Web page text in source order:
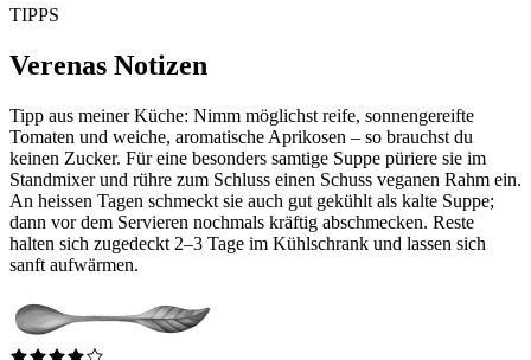
TIPPS
Verenas Notizen
Tipp aus meiner Küche: Nimm möglichst reife, sonnengereifte
Tomaten und weiche, aromatische Aprikosen – so brauchst du
keinen Zucker. Für eine besonders samtige Suppe püriere sie im
Standmixer und rühre zum Schluss einen Schuss veganen Rahm ein.
An heissen Tagen schmeckt sie auch gut gekühlt als kalte Suppe;
dann vor dem Servieren nochmals kräftig abschmecken. Reste
halten sich zugedeckt 2–3 Tage im Kühlschrank und lassen sich
sanft aufwärmen.